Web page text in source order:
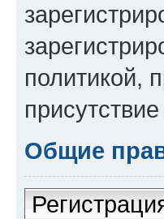
политикой,
Общие